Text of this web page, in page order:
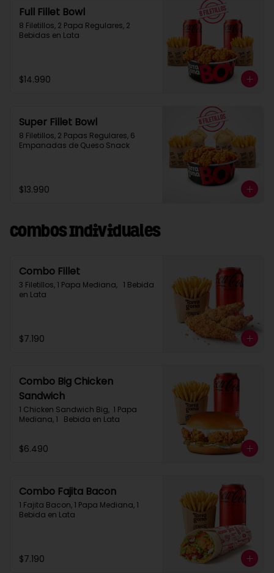
Full Fillet Bowl
8 Filetillos, 2 Papa Regulares, 2
Bebidas en Lata
$14.990
Super Fillet Bowl
8 Filetillos, 2 Papas Regulares, 6
Empanadas de Queso Snack
$13.990
Combos Individuales
Combo Fillet
3 Filetillos, 1 Papa Mediana,   1 Bebida
en Lata
$7.190
Combo Big Chicken
Sandwich
1 Chicken Sandwich Big,  1 Papa
Mediana, 1   Bebida en Lata
$6.490
Combo Fajita Bacon
1 Fajita Bacon, 1 Papa Mediana, 1
Bebida en Lata
$7.190